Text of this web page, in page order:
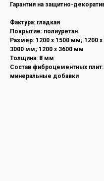
Гарантия на защитно-
Фактура: гладкая
Покрытие: полиуретан
Размер: 1200 х 1500 мм; 1200
3000 мм; 1200 х 3600 мм
Толщина: 8 мм
Состав фиброцементных
минеральные добавки